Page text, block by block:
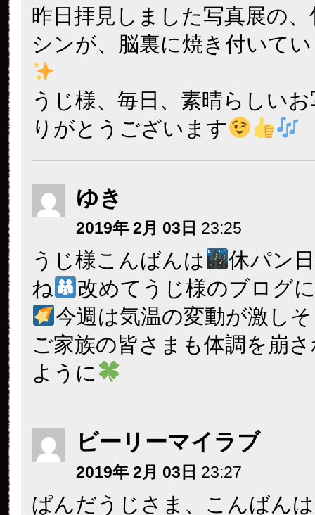
昨日拝見しました写真展の
シンが、脳裏に焼き付いて
うじ様、毎日、素晴らしい
りがとうございます
ゆき
2019年 2月 03日 23:25
うじ様こんばんは
休パン
ね
改めてうじ様のブログ
今週は気温の変動が激し
ご家族の皆さまも体調を崩
ように
ビーリーマイラブ
2019年 2月 03日 23:27
ぱんだうじさま、こんばん